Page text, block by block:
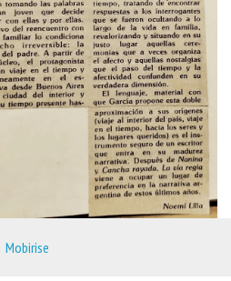
Mobirise